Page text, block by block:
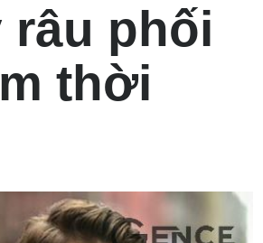
râu phối
thời